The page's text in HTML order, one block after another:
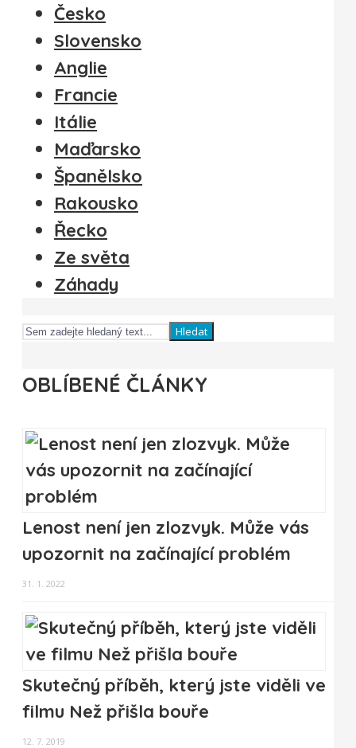
Česko
Slovensko
Anglie
Francie
Itálie
Maďarsko
Španělsko
Rakousko
Řecko
Ze světa
Záhady
Hledat
OBLÍBENÉ ČLÁNKY
Lenost není jen zlozvyk. Může vás
upozornit na začínající problém
31. 1. 2022
Skutečný příběh, který jste viděli ve
filmu Než přišla bouře
12. 7. 2019